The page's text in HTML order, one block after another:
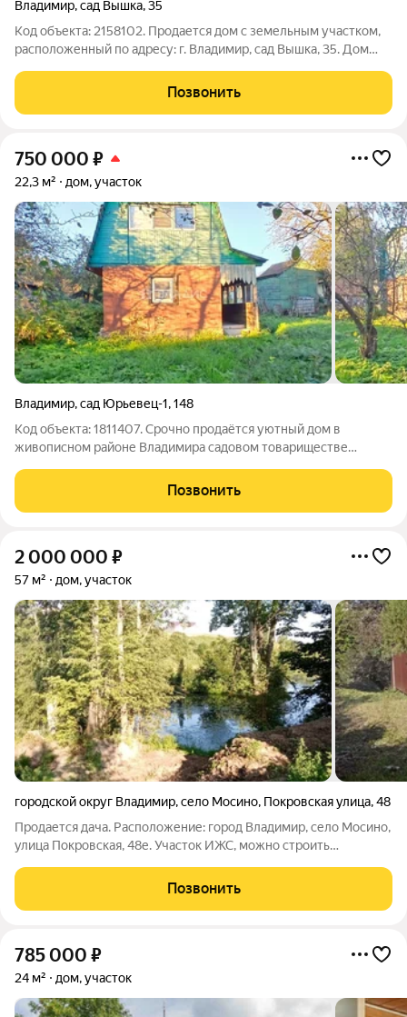
Владимир,сад Вышка,35
Код объекта: 2158102. Продается дом с земельным участком,
расположенный по адресу: г. Владимир, сад Вышка, 35. Дом
первом этаже расположена крытая кухня-веранда площадью 7
кв. м. и комната
Позвонить
750 000 ₽
22,3 м² дом, участок
Владимир,сад Юрьевец-1,148
Код объекта: 1811407. Срочно продаётся уютный дом в
живописном районе Владимира садовом товариществе
для отдыха. Дом площадью 22,3 кв. м построен в 1995 году из
блочного материала, имеет два
Позвонить
2 000 000 ₽
57 м² дом, участок
городской округ Владимир,село Мосино, Покровская улица,48
Продается дача. Расположение: город Владимир, село Мосино,
улица Покровская, 48е. Участок ИЖС, можно строить
хорошем полноценном фундаменте, новая металлическая
крыша. При не больших вложениях
Позвонить
785 000 ₽
24 м² дом, участок